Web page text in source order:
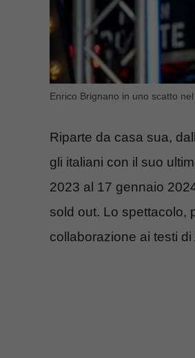
Enrico Brignano in uno scatto
Riparte da casa sua,
gli italiani con il suo
2023 al 17 gennaio
sold out. Lo spettacolo,
collaborazione ai testi